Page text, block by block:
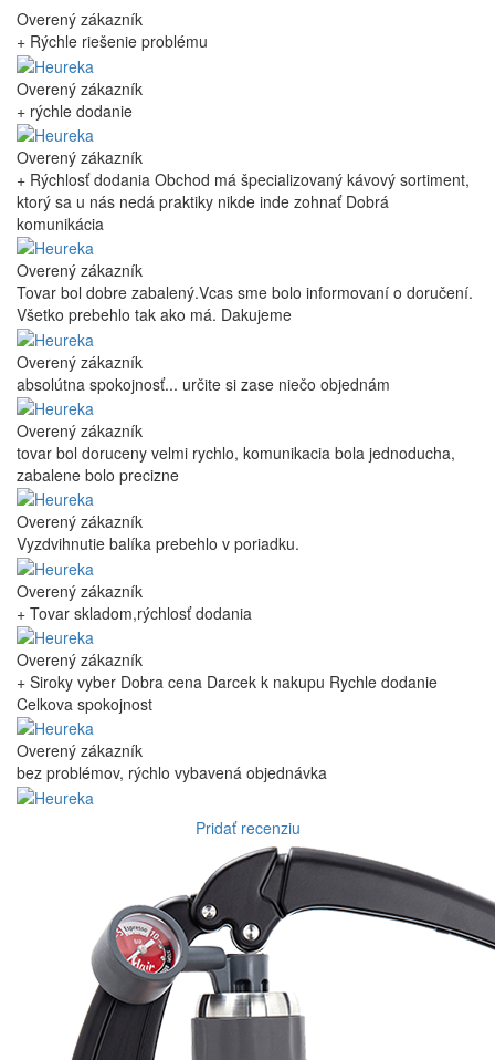
Overený zákazník
+ Rýchle riešenie problému
Overený zákazník
+ rýchle dodanie
Overený zákazník
+ Rýchlosť dodania Obchod má špecializovaný kávový sortiment,
ktorý sa u nás nedá praktiky nikde inde zohnať Dobrá
komunikácia
Overený zákazník
Tovar bol dobre zabalený.Vcas sme bolo informovaní o doručení.
Všetko prebehlo tak ako má. Dakujeme
Overený zákazník
absolútna spokojnosť... určite si zase niečo objednám
Overený zákazník
tovar bol doruceny velmi rychlo, komunikacia bola jednoducha,
zabalene bolo precizne
Overený zákazník
Vyzdvihnutie balíka prebehlo v poriadku.
Overený zákazník
+ Tovar skladom,rýchlosť dodania
Overený zákazník
+ Siroky vyber Dobra cena Darcek k nakupu Rychle dodanie
Celkova spokojnost
Overený zákazník
bez problémov, rýchlo vybavená objednávka
Pridať recenziu